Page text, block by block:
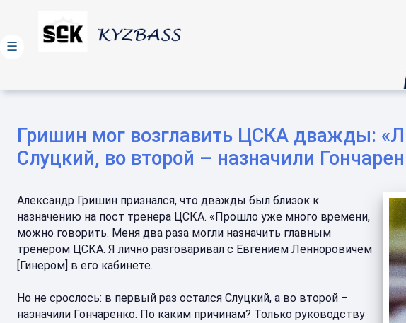
Гришин мог возглавить ЦСКА дважды:
Слуцкий, во второй – назначили
Александр Гришин признался, что дважды был близок к
назначению на пост тренера ЦСКА. «Прошло уже много времени,
можно говорить. Меня два раза могли назначить главным
тренером ЦСКА. Я лично разговаривал с Евгением Ленноровичем
[Гинером] в его кабинете.
Но не срослось: в первый раз остался Слуцкий, а во второй –
назначили Гончаренко. По каким причинам? Только руководству
☰